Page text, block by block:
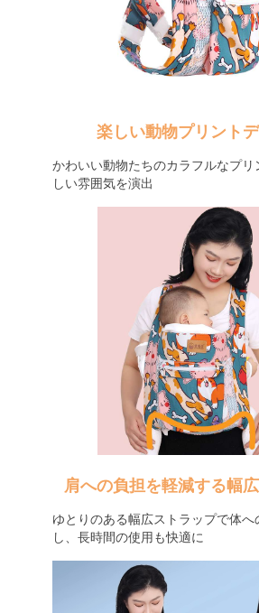
楽しい動物プリント
かわいい動物たちのカラフルなプリ
しい雰囲気を演出
肩への負担を軽減する幅
ゆとりのある幅広ストラップで体へ
し、長時間の使用も快適に